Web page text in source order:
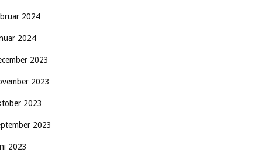
2024
2024
2023
2023
2023
2023
2023